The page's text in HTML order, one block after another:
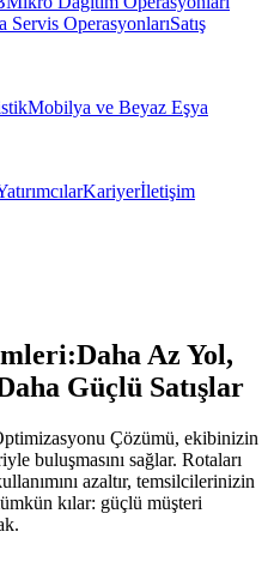
Servis OperasyonlarıSatış
Mobilya ve Beyaz Eşya
Kariyerİletişim
Daha Az Yol,
Güçlü Satışlar
Çözümü, ekibinizin
buluşmasını sağlar. Rotaları
azaltır, temsilcilerinizin
kılar: güçlü müşteri